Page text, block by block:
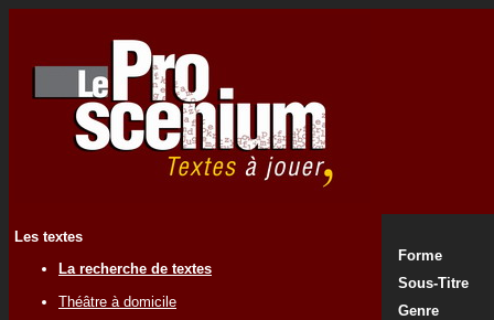
Les textes
La recherche de textes
Théâtre à domicile
Forme
Sous-Titre
Genre